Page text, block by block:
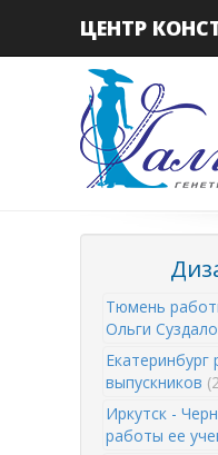
ЦЕНТР
Тюмень
Ольги
Екатеринбург
выпускников
Иркутск -
работы ее